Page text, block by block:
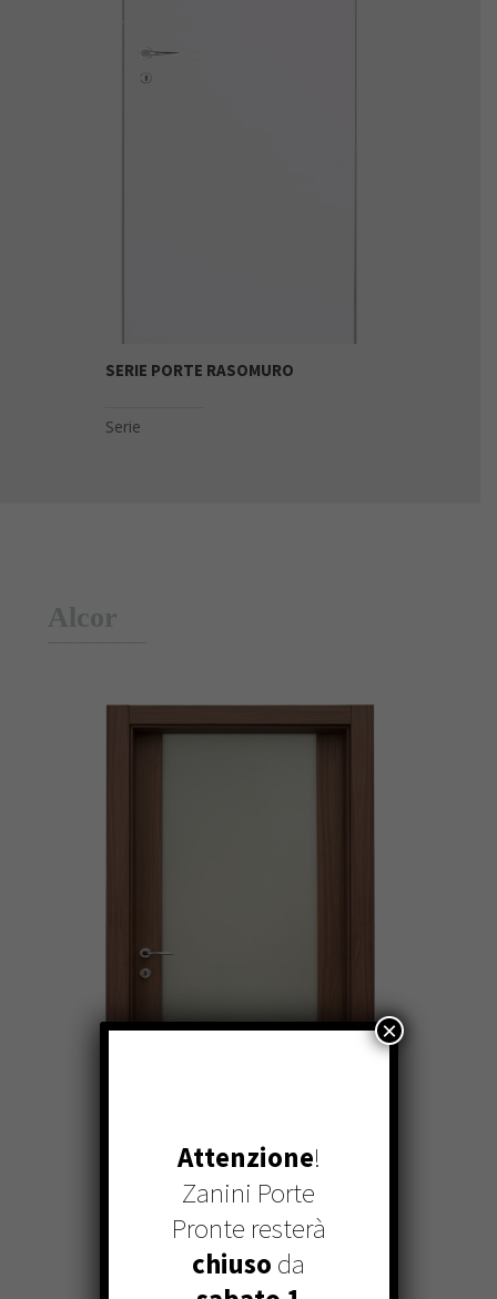
SERIE PORTE RASOMURO
Alcor
ALC REV 79 B-210 /
CANALETTO TINTO
Attenzione!
Zanini Porte
Pronte resterà
chiuso da
×